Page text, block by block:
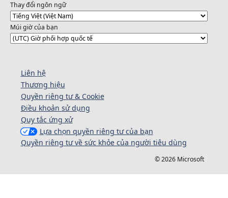
Thay đổi ngôn ngữ
Múi giờ của bạn
Liên hệ
Thương hiệu
Quyền riêng tư & Cookie
Điều khoản sử dụng
Quy tắc ứng xử
Lựa chọn quyền riêng tư của bạn
Quyền riêng tư về sức khỏe của người tiêu dùng
© 2026 Microsoft